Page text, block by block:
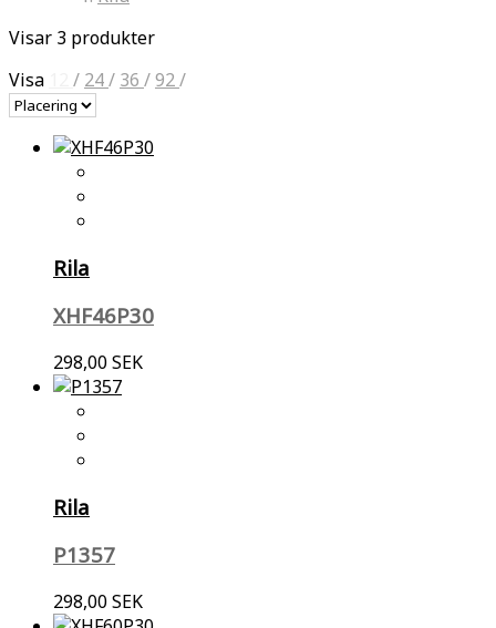
Visar 3 produkter
Visa
/ 24/ 36 /92/
Rila
XHF46P30
298,00 SEK
Rila
P1357
298,00 SEK